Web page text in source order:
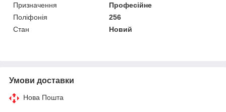
Призначення
Професійне
Поліфонія
256
Стан
Новий
Умови доставки
Нова Пошта